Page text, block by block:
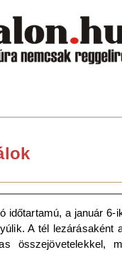
időtartamú, a január
A tél